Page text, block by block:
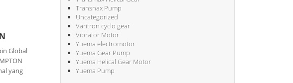
Global
yang
Transnax Pump
Uncategorized
Varitron cyclo gear
Vibrator Motor
Yuema electromotor
Yuema Gear Pump
Yuema Helical Gear Motor
Yuema Pump